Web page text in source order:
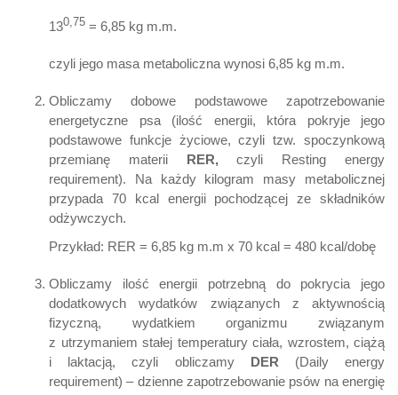
130,75 = 6,85 kg m.m.
czyli jego masa metaboliczna wynosi 6,85 kg m.m.
Obliczamy dobowe podstawowe zapotrzebowanie
energetyczne psa (ilość energii, która pokryje jego
podstawowe funkcje życiowe, czyli tzw. spoczynkową
przemianę materii RER,czyli Resting energy
requirement). Na każdy kilogram masy metabolicznej
przypada 70 kcal energii pochodzącej ze składników
odżywczych.
Przykład: RER = 6,85 kg m.m x 70 kcal = 480 kcal/dobę
Obliczamy ilość energii potrzebną do pokrycia jego
dodatkowych wydatków związanych z aktywnością
fizyczną, wydatkiem organizmu związanym
z utrzymaniem stałej temperatury ciała, wzrostem, ciążą
i laktacją, czyli obliczamy DER (Daily energy
requirement) – dzienne zapotrzebowanie psów na energię